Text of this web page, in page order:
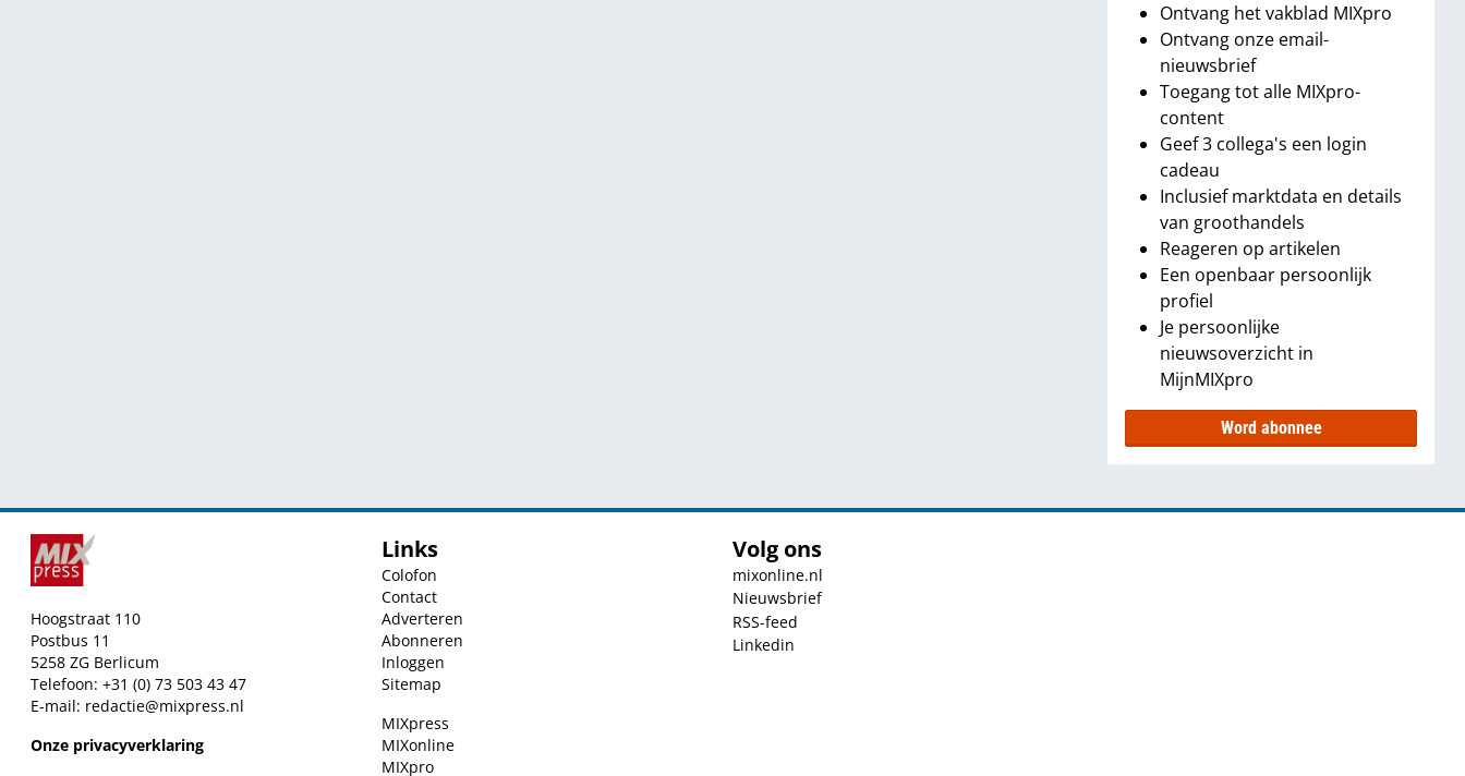
Ontvang het vakblad MIXpro
Ontvang onze email-
nieuwsbrief
Toegang tot alle MIXpro-
content
Geef 3 collega's een login
cadeau
Inclusief marktdata en details
van groothandels
Reageren op artikelen
Een openbaar persoonlijk
profiel
Je persoonlijke
nieuwsoverzicht in
MijnMIXpro
Word abonnee
Hoogstraat 110
Postbus 11
5258 ZG Berlicum
Telefoon: +31 (0) 73 503 43 47
E-mail: redactie@mixpress.nl
Onze privacyverklaring
Links
Colofon
Contact
Adverteren
Abonneren
Inloggen
Sitemap
MIXpress
MIXonline
MIXpro
Volg ons
mixonline.nl
Nieuwsbrief
RSS-feed
Linkedin